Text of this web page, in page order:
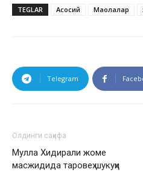
TEGLAR Асосий Мақолалар
Telegram
Олдинги саҳифа
Мулла Хидирали жоме
масжидида таровеҳ шукуҳи